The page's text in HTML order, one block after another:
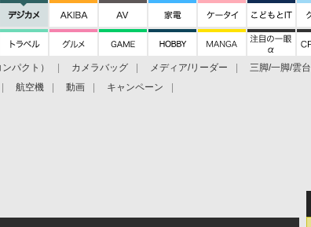
パクト） カメラバッグ メディア/リーダー 三脚/一脚/雲台
航空機 動画 キャンペーン